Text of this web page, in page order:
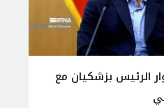
الرئيس بزشكيان مع